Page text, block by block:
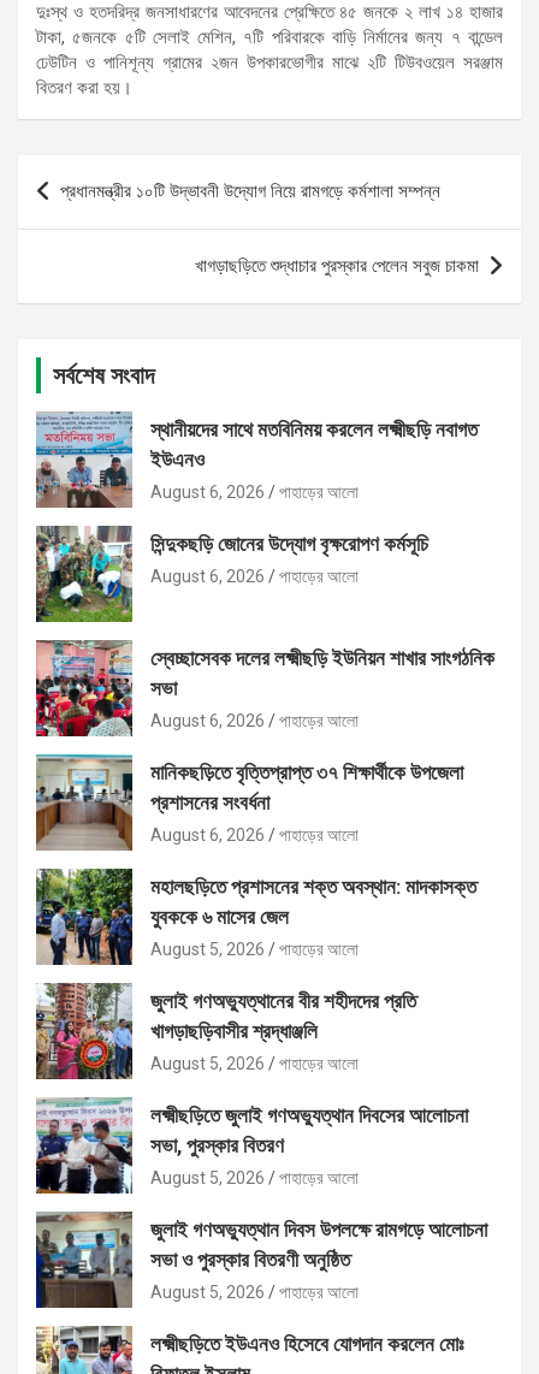
দুঃস্থ ও হতদরিদ্র জনসাধারণের আবেদনের প্রেক্ষিতে ৪৫ জনকে ২ লাখ ১৪ হাজার
টাকা, ৫জনকে ৫টি সেলাই মেশিন, ৭টি পরিবারকে বাড়ি নির্মানের জন্য ৭ বান্ডেল
ঢেউটিন ও পানিশূন্য গ্রামের ২জন উপকারভোগীর মাঝে ২টি টিউবওয়েল সরঞ্জাম
বিতরণ করা হয়।
Post
navigation
প্রধানমন্ত্রীর ১০টি উদ্ভাবনী উদ্যোগ নিয়ে রামগড়ে কর্মশালা সম্পন্ন
খাগড়াছড়িতে শুদ্ধাচার পুরস্কার পেলেন সবুজ চাকমা
সর্বশেষ সংবাদ
স্থানীয়দের সাথে মতবিনিময় করলেন লক্ষ্মীছড়ি নবাগত
ইউএনও
August 6, 2026 পাহাড়ের আলো
সিন্দুকছড়ি জোনের উদ্যোগ বৃক্ষরোপণ কর্মসূচি
August 6, 2026 পাহাড়ের আলো
স্বেচ্ছাসেবক দলের লক্ষ্মীছড়ি ইউনিয়ন শাখার সাংগঠনিক
সভা
August 6, 2026 পাহাড়ের আলো
মানিকছড়িতে বৃত্তিপ্রাপ্ত ৩৭ শিক্ষার্থীকে উপজেলা
প্রশাসনের সংবর্ধনা
August 6, 2026 পাহাড়ের আলো
মহালছড়িতে প্রশাসনের শক্ত অবস্থান: মাদকাসক্ত
যুবককে ৬ মাসের জেল
August 5, 2026 পাহাড়ের আলো
জুলাই গণঅভ্যুত্থানের বীর শহীদদের প্রতি
খাগড়াছড়িবাসীর শ্রদ্ধাঞ্জলি
August 5, 2026 পাহাড়ের আলো
লক্ষ্মীছড়িতে জুলাই গণঅভ্যুত্থান দিবসের আলোচনা
সভা, পুরস্কার বিতরণ
August 5, 2026 পাহাড়ের আলো
জুলাই গণঅভ্যুত্থান দিবস উপলক্ষে রামগড়ে আলোচনা
সভা ও পুরস্কার বিতরণী অনুষ্ঠিত
August 5, 2026 পাহাড়ের আলো
লক্ষ্মীছড়িতে ইউএনও হিসেবে যোগদান করলেন মোঃ